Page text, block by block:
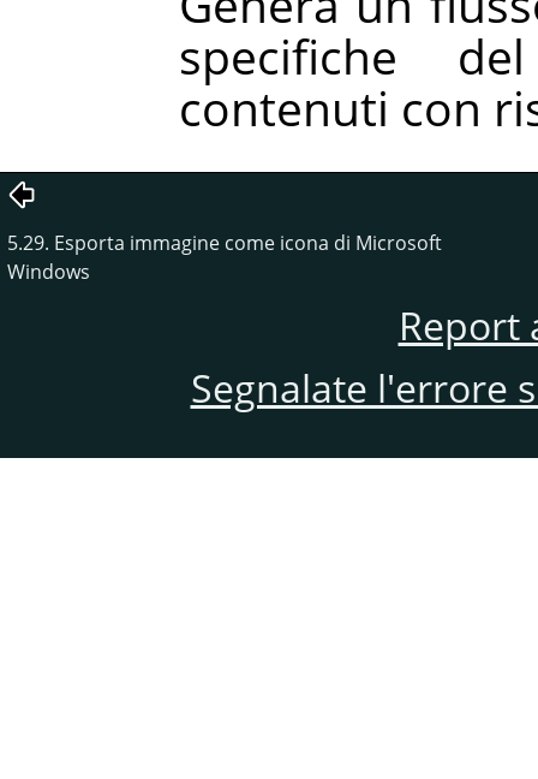
specifiche
contenuti con
5.29. Esporta immagine come icona di Microsoft
Windows
Report
Segnalate l'errore